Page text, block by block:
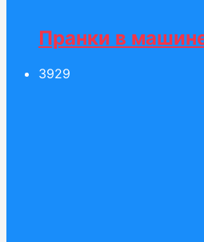
Пранки в
3929